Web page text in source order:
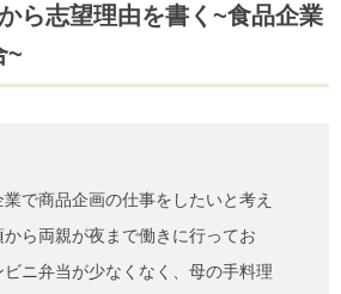
ら志望理由を書く~食品企業
~
で商品企画の仕事をしたいと考え
ら両親が夜まで働きに行ってお
ビニ弁当が少なくなく、母の手料理